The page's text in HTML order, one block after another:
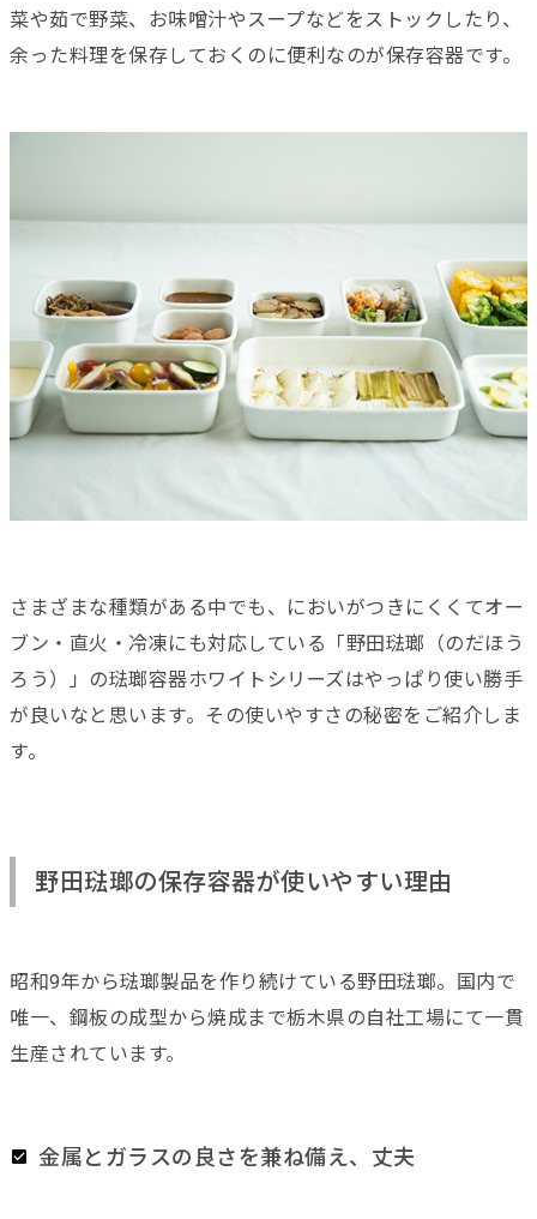
菜や茹で野菜、お味噌汁やスープなどをストックしたり、
余った料理を保存しておくのに便利なのが保存容器です。
さまざまな種類がある中でも、においがつきにくくてオー
ブン・直火・冷凍にも対応している「野田琺瑯（のだほう
ろう）」の琺瑯容器ホワイトシリーズはやっぱり使い勝手
が良いなと思います。その使いやすさの秘密をご紹介しま
す。
野田琺瑯の保存容器が使いやすい理由
昭和9年から琺瑯製品を作り続けている野田琺瑯。国内で
唯一、 鋼板の成型から焼成まで栃木県の自社工場にて一貫
生産されています。
金属とガラスの良さを兼ね備え、丈夫